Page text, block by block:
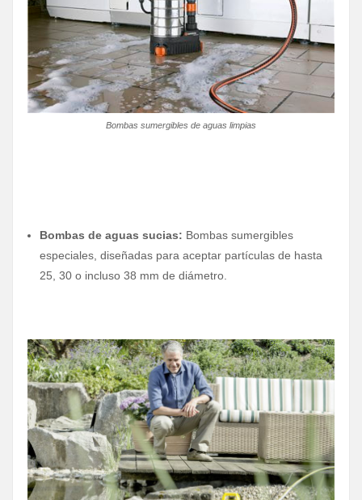
Bombas sumergibles de aguas limpias
Bombas de aguas sucias: Bombas sumergibles
especiales, diseñadas para aceptar partículas de hasta
25, 30 o incluso 38 mm de diámetro.